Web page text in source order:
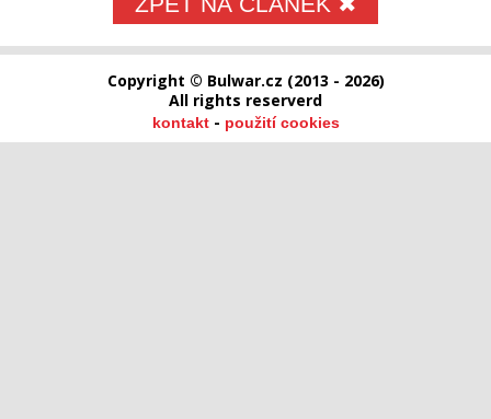
Copyright © Bulwar.cz (2013 - 2026)
All rights reserverd
kontakt- použití cookies